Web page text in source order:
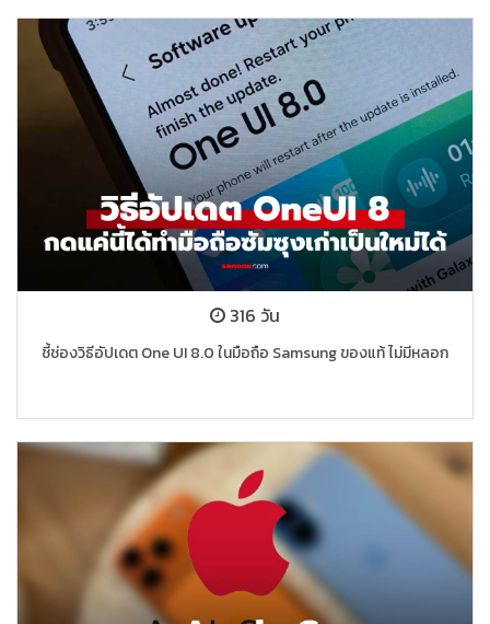
316 วัน
ชี้ช่องวิธีอัปเดต One UI 8.0 ในมือถือ Samsung ของแท้ ไม่มีหลอก